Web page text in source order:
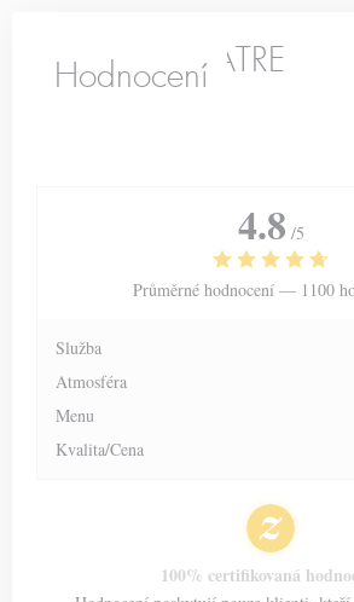
LE PETIT THEATRE
Hodnocení
4.8 /5
Průměrné hodnocení — 1100
Služba
Atmosféra
Menu
Kvalita/Cena
100% certifikovaná